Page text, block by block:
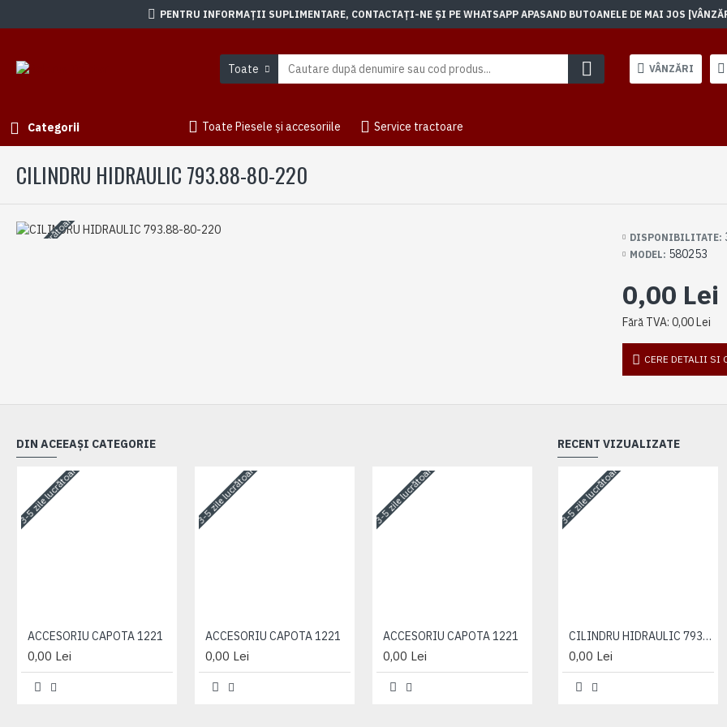
PENTRU INFORMAȚII SUPLIMENTARE, CONTACTAȚI-NE ȘI PE WHATSAPP APASAND BUTOANELE DE MAI JOS
Toate VÂNZĂRI
Categorii Toate Piesele și accesoriile Service tractoare
CILINDRU HIDRAULIC 793.88-80-220
3-5 zile lucrătoare DISPONIBILITATE:
MODEL: 580253
0,00 Lei
Fără TVA: 0,00 Lei
CERE DETALII SI
DIN ACEEAȘI CATEGORIE
3-5 zile lucrătoare
ACCESORIU CAPOTA 1221
0,00 Lei
3-5 zile lucrătoare
ACCESORIU CAPOTA 1221
0,00 Lei
3-5 zile lucrătoare
ACCESORIU CAPOTA 1221
0,00 Lei
3-5 zile lucrătoare
ACCESORIU CAPOTA 1221
0,00 Lei
RECENT VIZUALIZATE
3-5 zile lucrătoare
CILINDRU HIDRAULIC 793.88-80-220
0,00 Lei